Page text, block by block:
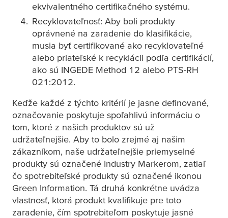
ekvivalentného certifikačného systému.
Recyklovateľnosť: Aby boli produkty
oprávnené na zaradenie do klasifikácie,
musia byť certifikované ako recyklovateľné
alebo priateľské k recyklácii podľa certifikácií,
ako sú INGEDE Method 12 alebo PTS-RH
021:2012.
Keďže každé z týchto kritérií je jasne definované,
označovanie poskytuje spoľahlivú informáciu o
tom, ktoré z našich produktov sú už
udržateľnejšie. Aby to bolo zrejmé aj našim
zákazníkom, naše udržateľnejšie priemyselné
produkty sú označené Industry Markerom, zatiaľ
čo spotrebiteľské produkty sú označené ikonou
Green Information. Tá druhá konkrétne uvádza
vlastnosť, ktorá produkt kvalifikuje pre toto
zaradenie, čím spotrebiteľom poskytuje jasné